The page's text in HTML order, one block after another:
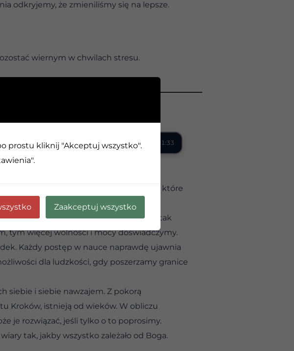
odkryjemy, że zmieniliśmy się na lepsze.
wiernym w chwilach stresu.
0:00 / 1:33
To całkiem niezłe stwierdzenie, w które
które sprawiają, że nasze życie jest tak
tym więcej wolności i mocy doświadczymy.
Każdy postęp w nauce naprawdę ujawnia
dla ludzkości, gdy poszerzamy granice
siebie i siebie nawzajem. Z pokorą
Kroków, istnieją od wieków. W obliczu
je rozwiązać, jeśli tylko o to poprosimy.
tak, jakby wszystko zależało od Boga.
prostu kliknij "Akceptuj wszystko".
Zaakceptuj wszystko